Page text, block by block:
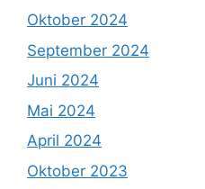
Oktober 2024
September 2024
Juni 2024
Mai 2024
April 2024
Oktober 2023